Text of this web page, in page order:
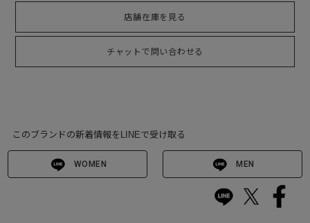
店舗在庫を見る
チャットで問い合わせる
このブランドの新着情報をLINEで受け取る
WOMEN MEN